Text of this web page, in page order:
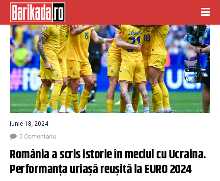
iunie 18, 2024
0 Comentariu
România a scris istorie în meciul cu Ucraina.
Performanța uriașă reușită la EURO 2024